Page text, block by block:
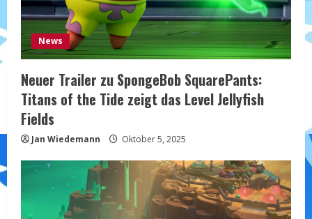
News
Neuer Trailer zu SpongeBob SquarePants:
Titans of the Tide zeigt das Level Jellyfish
Fields
Jan Wiedemann Oktober 5, 2025